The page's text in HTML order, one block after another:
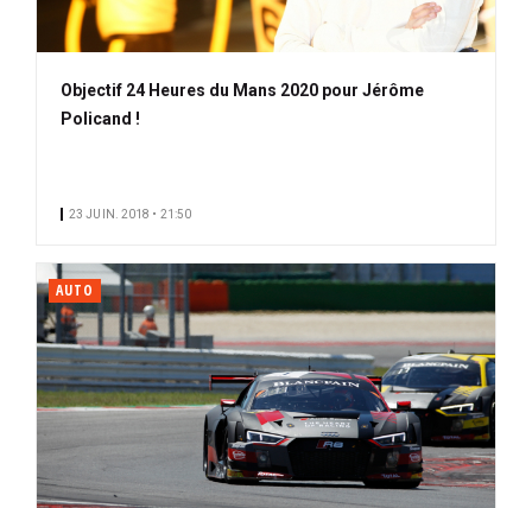
Objectif 24 Heures du Mans 2020 pour Jérôme
Policand !
23 JUIN. 2018 • 21:50
AUTO